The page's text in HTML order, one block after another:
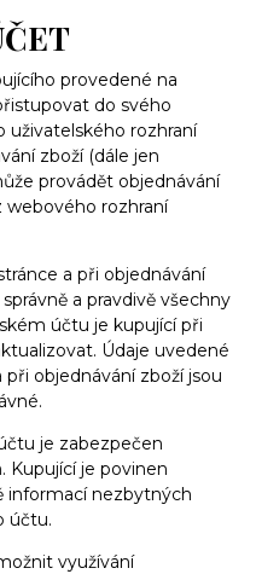
provedené na
do svého
uživatelského rozhraní
zboží (dále jen
provádět objednávání
rozhraní
a při objednávání
a pravdivě všechny
účtu je kupující při
Údaje uvedené
objednávání zboží jsou
je zabezpečen
Kupující je povinen
informací nezbytných
účtu.
využívání